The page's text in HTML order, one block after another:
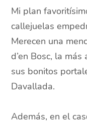
Mi plan
callejuelas
Merecen una
d’en Bosc, la
sus bonitos
Davallada.
Además, en el